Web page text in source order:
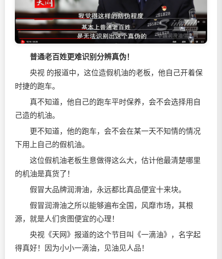
普通老百姓更难识别分辨真伪！
央视 的报道中，这位造假机油的老板，他自己开着保
时捷的跑车。
真不知道，他自己的跑车平时保养，会不会选择用自
己造的机油。
更不知道，他的跑车，会不会在某一天不知情的情况
下用上自己的假机油。
这位假机油老板生意做得这么大，估计他最清楚哪里
的机油是真货了！
假冒大品牌润滑油，永远都比真品便宜十来块。
假冒润滑油之所以能够遍布全国，风靡市场，其根
源，就是人们贪图便宜的心理！
央视《天网》报道的这个节目叫《一滴油》，名字起
得真好！因为小小一滴油，见油见人品！